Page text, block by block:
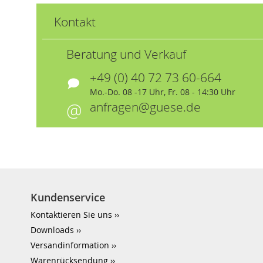
Kontakt
Beratung und Verkauf
+49 (0) 40 72 73 60-664
Mo.-Do. 08 -17 Uhr, Fr. 08 - 14:30 Uhr
anfragen@guese.de
Kundenservice
Kontaktieren Sie uns
Downloads
Versandinformation
Warenrücksendung